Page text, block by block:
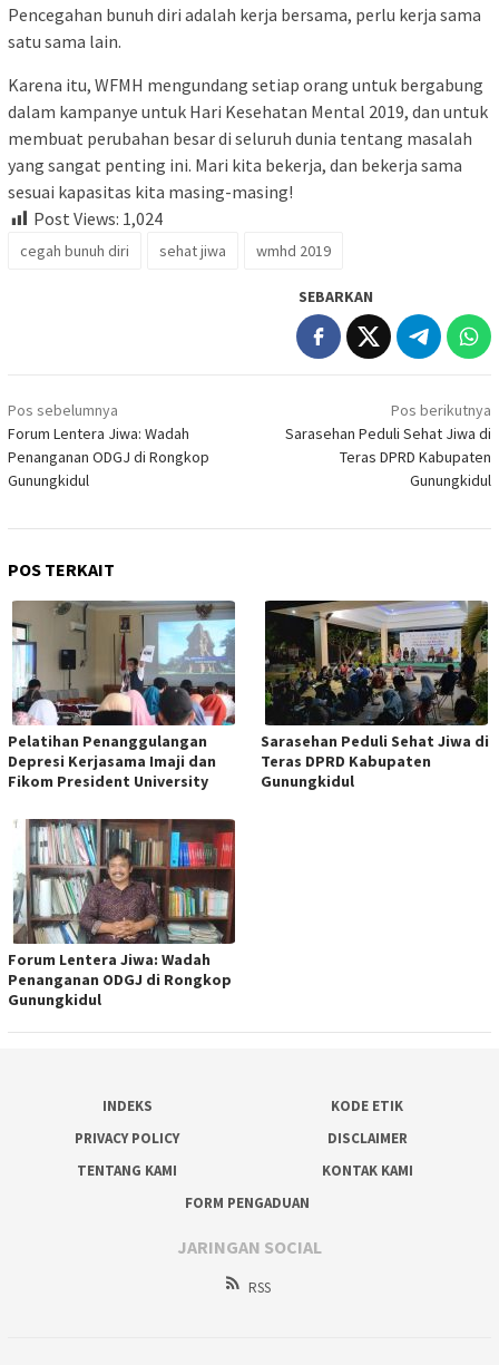
Pencegahan bunuh diri adalah kerja bersama, perlu kerja sama
satu sama lain.
Karena itu, WFMH mengundang setiap orang untuk bergabung
dalam kampanye untuk Hari Kesehatan Mental 2019, dan untuk
membuat perubahan besar di seluruh dunia tentang masalah
yang sangat penting ini. Mari kita bekerja, dan bekerja sama
sesuai kapasitas kita masing-masing!
Post Views: 1,024
cegah bunuh diri sehat jiwa wmhd 2019
SEBARKAN
Navigasi
pos
Pos sebelumnya
Forum Lentera Jiwa: Wadah
Penanganan ODGJ di Rongkop
Gunungkidul
Pos berikutnya
Sarasehan Peduli Sehat Jiwa di
Teras DPRD Kabupaten
Gunungkidul
POS TERKAIT
Pelatihan Penanggulangan
Depresi Kerjasama Imaji dan
Fikom President University
Sarasehan Peduli Sehat Jiwa di
Teras DPRD Kabupaten
Gunungkidul
Forum Lentera Jiwa: Wadah
Penanganan ODGJ di Rongkop
Gunungkidul
INDEKS
KODE ETIK
PRIVACY POLICY
DISCLAIMER
TENTANG KAMI
KONTAK KAMI
FORM PENGADUAN
JARINGAN SOCIAL
RSS